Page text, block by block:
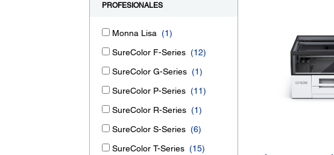
PROFESIONALES
Monna Lisa (1)
SureColor F-Series (12)
SureColor G-Series (1)
SureColor P-Series (11)
SureColor R-Series (1)
SureColor S-Series (6)
SureColor T-Series (15)